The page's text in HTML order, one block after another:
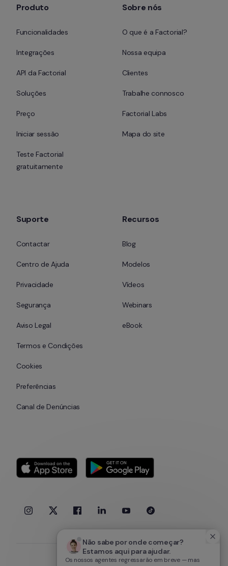
Não sabe por onde começar?
Estamos aqui para ajudar.
Os nossos agentes regressarão em breve — mas
Produto
Funcionalidades
Integrações
API da Factorial
Soluções
Preço
Iniciar sessão
Teste Factorial
gratuitamente
Sobre nós
O que é a Factorial?
Nossa equipa
Clientes
Trabalhe connosco
Factorial Labs
Mapa do site
Suporte
Contactar
Centro de Ajuda
Privacidade
Segurança
Aviso Legal
Termos e Condições
Cookies
Preferências
Canal de Denúncias
Recursos
Blog
Modelos
Vídeos
Webinars
eBook